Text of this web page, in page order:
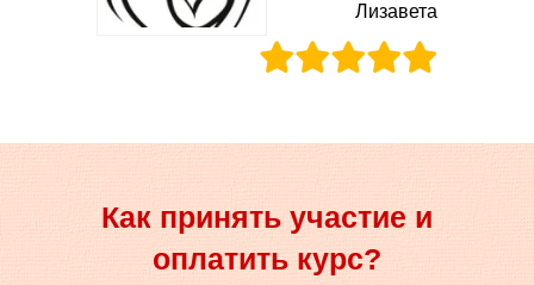
Лизавета
Как принять участие и
оплатить курс?